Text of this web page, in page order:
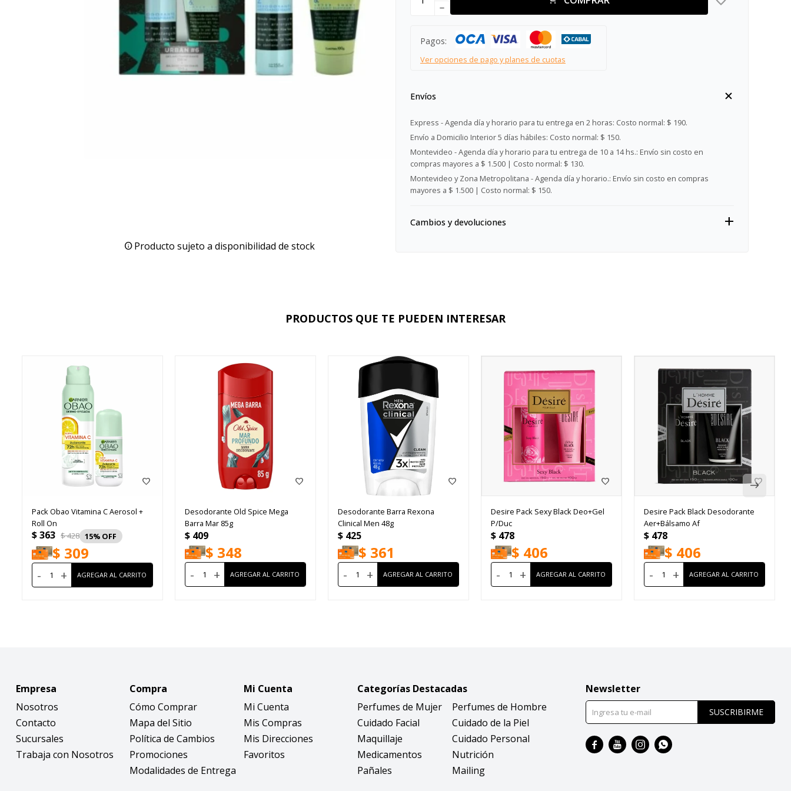
Producto sujeto a disponibilidad de stock
remove
Pagos:
Ver opciones de pago y planes de cuotas
Envíos
Express - Agenda día y horario para tu entrega en 2 horas: Costo normal: $ 190.
Envío a Domicilio Interior 5 días hábiles: Costo normal: $ 150.
Montevideo - Agenda día y horario para tu entrega de 10 a 14 hs.: Envío sin costo en
compras mayores a $ 1.500 | Costo normal: $ 130.
Montevideo y Zona Metropolitana - Agenda día y horario.: Envío sin costo en compras
mayores a $ 1.500 | Costo normal: $ 150.
Cambios y devoluciones
PRODUCTOS QUE TE PUEDEN INTERESAR
Pack Obao Vitamina C Aerosol +
Roll On
$363 $428 15
$ 309
- +
Desodorante Old Spice Mega
Barra Mar 85g
$ 409
$ 348
- +
Desodorante Barra Rexona
Clinical Men 48g
$ 425
$ 361
- +
Desire Pack Sexy Black Deo+Gel
P/Duc
$ 478
$ 406
- +
Desire Pack Black Desodorante
Aer+Bálsamo Af
$ 478
$ 406
- +
Empresa
Nosotros
Contacto
Sucursales
Trabaja con Nosotros
Compra
Cómo Comprar
Mapa del Sitio
Política de Cambios
Promociones
Modalidades de Entrega
Mi Cuenta
Mi Cuenta
Mis Compras
Mis Direcciones
Favoritos
Categorías Destacadas
Perfumes de Mujer
Perfumes de Hombre
Cuidado Facial
Cuidado de la Piel
Maquillaje
Cuidado Personal
Medicamentos
Nutrición
Pañales
Mailing
Newsletter
SUSCRIBIRME
   